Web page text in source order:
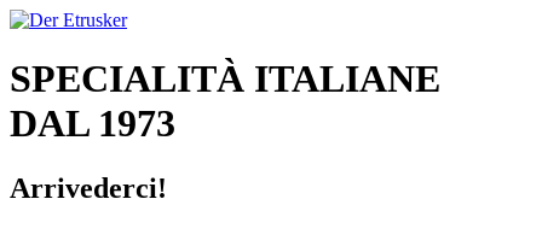
SPECIALITÀ ITALIANE
DAL 1973
Arrivederci!